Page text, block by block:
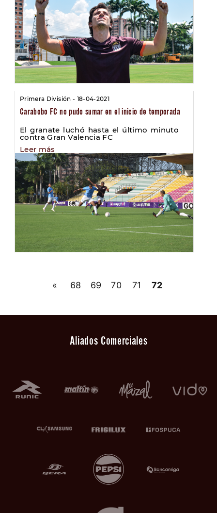
Primera División - 18-04-2021
Carabobo FC no pudo sumar en el inicio de temporada
El granate luchó hasta el último minuto
contra Gran Valencia FC
Leer más
« 68 69 70 71 72
Aliados Comerciales